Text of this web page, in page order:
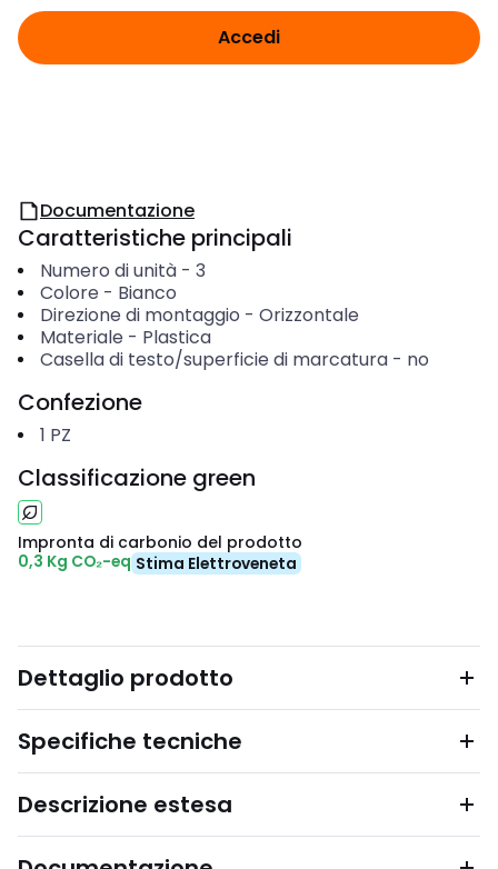
Accedi
Documentazione
Caratteristiche principali
Numero di unità- 3
Colore - Bianco
Direzione di montaggio - Orizzontale
Materiale - Plastica
Casella di testo/superficie di marcatura- no
Confezione
1 PZ
Classificazione green
Impronta di carbonio del prodotto
0,3 Kg CO₂-eq Stima Elettroveneta
Dettaglio prodotto
Specifiche tecniche
Descrizione estesa